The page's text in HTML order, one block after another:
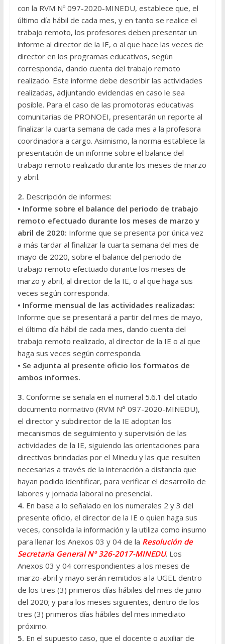
con la RVM Nº 097-2020-MINEDU, establece que, el
último día hábil de cada mes, y en tanto se realice el
trabajo remoto, los profesores deben presentar un
informe al director de la IE, o al que hace las veces de
director en los programas educativos, según
corresponda, dando cuenta del trabajo remoto
realizado. Este informe debe describir las actividades
realizadas, adjuntando evidencias en caso le sea
posible. Para el caso de las promotoras educativas
comunitarias de PRONOEI, presentarán un reporte al
finalizar la cuarta semana de cada mes a la profesora
coordinadora a cargo. Asimismo, la norma establece la
presentación de un informe sobre el balance del
trabajo remoto realizado durante los meses de marzo
y abril.
2. Descripción de informes:
• Informe sobre el balance del periodo de trabajo
remoto efectuado durante los meses de marzo y
abril de 2020: Informe que se presenta por única vez
a más tardar al finalizar la cuarta semana del mes de
mayo de 2020, sobre el balance del periodo de
trabajo remoto efectuado durante los meses de
marzo y abril, al director de la IE, o al que haga sus
veces según corresponda.
• Informe mensual de las actividades realizadas:
Informe que se presentará a partir del mes de mayo,
el último día hábil de cada mes, dando cuenta del
trabajo remoto realizado, al director de la IE o al que
haga sus veces según corresponda.
• Se adjunta al presente oficio los formatos de
ambos informes.
3. Conforme se señala en el numeral 5.6.1 del citado
documento normativo (RVM N° 097-2020-MINEDU),
el director y subdirector de la IE adoptan los
mecanismos de seguimiento y supervisión de las
actividades de la IE, siguiendo las orientaciones para
directivos brindadas por el Minedu y las que resulten
necesarias a través de la interacción a distancia que
hayan podido identificar, para verificar el desarrollo de
labores y jornada laboral no presencial.
4. En base a lo señalado en los numerales 2 y 3 del
presente oficio, el director de la IE o quien haga sus
veces, consolida la información y la utiliza como insumo
para llenar los Anexos 03 y 04 de la Resolución de
Secretaria General Nº 326-2017-MINEDU. Los
Anexos 03 y 04 correspondientes a los meses de
marzo-abril y mayo serán remitidos a la UGEL dentro
de los tres (3) primeros días hábiles del mes de junio
del 2020; y para los meses siguientes, dentro de los
tres (3) primeros días hábiles del mes inmediato
próximo.
5. En el supuesto caso, que el docente o auxiliar de